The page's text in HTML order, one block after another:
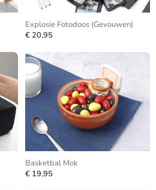
Explosie Fotodoos (Gevouwen)
€ 20,95
Basketbal Mok
€ 19,95